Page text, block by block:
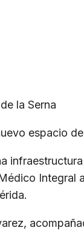
la Serna
espacio